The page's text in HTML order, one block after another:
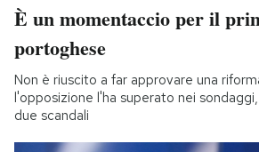
È un momentaccio per il
portoghese
Non è riuscito a far approvare una
l'opposizione l'ha superato nei
due scandali